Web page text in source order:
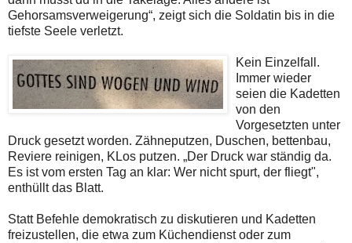
Gehorsamsverweigerung“, zeigt sich die Soldatin bis in die
tiefste Seele verletzt.
Kein Einzelfall.
Immer wieder
seien die Kadetten
von den
Vorgesetzten unter
Druck gesetzt worden. Zähneputzen, Duschen, bettenbau,
Reviere reinigen, KLos putzen. „Der Druck war ständig da.
Es ist vom ersten Tag an klar: Wer nicht spurt, der fliegt",
enthüllt das Blatt.
Statt Befehle demokratisch zu diskutieren und Kadetten
freizustellen, die etwa zum Küchendienst oder zum